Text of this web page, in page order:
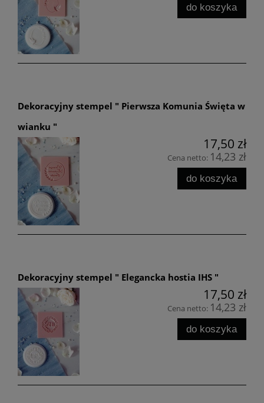
do koszyka
Dekoracyjny stempel " Pierwsza Komunia Święta w
wianku "
17,50 zł
Cena netto: 14,23 zł
do koszyka
Dekoracyjny stempel " Elegancka hostia IHS "
17,50 zł
Cena netto: 14,23 zł
do koszyka